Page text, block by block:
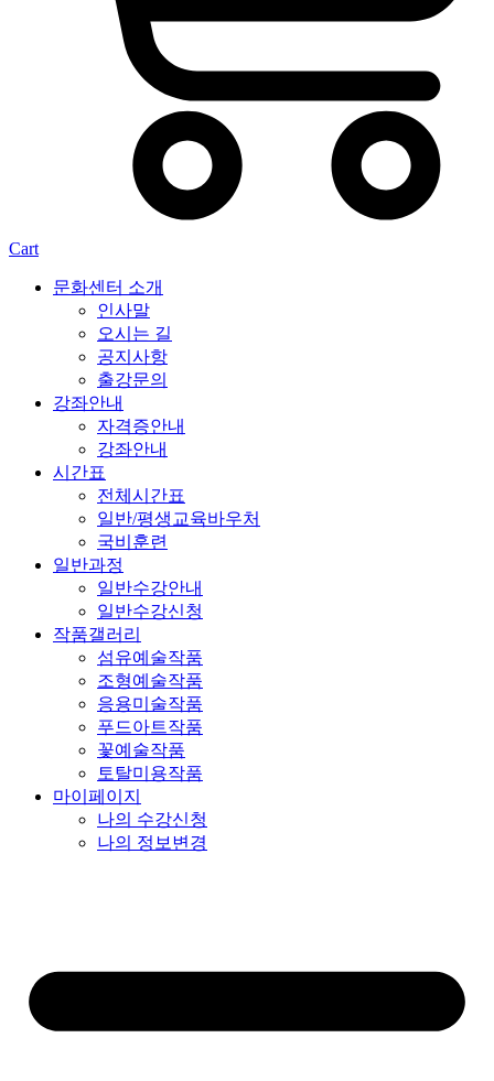
Cart
문화센터 소개
인사말
오시는 길
공지사항
출강문의
강좌안내
자격증안내
강좌안내
시간표
전체시간표
일반/평생교육바우처
국비훈련
일반과정
일반수강안내
일반수강신청
작품갤러리
섬유예술작품
조형예술작품
응용미술작품
푸드아트작품
꽃예술작품
토탈미용작품
마이페이지
나의 수강신청
나의 정보변경